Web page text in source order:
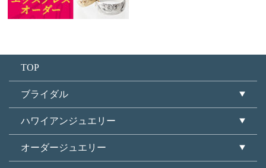
TOP
ブライダル
ハワイアンジュエリー
オーダージュエリー